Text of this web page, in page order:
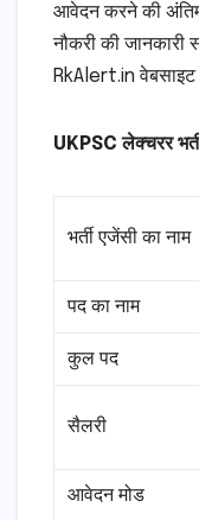
आवेदन करने की
नौकरी की
RkAlert.in वेबसाइट
UKPSC लेक्चरर
भर्ती एजेंसी का नाम
पद का नाम
कुल पद
सैलरी
आवेदन मोड